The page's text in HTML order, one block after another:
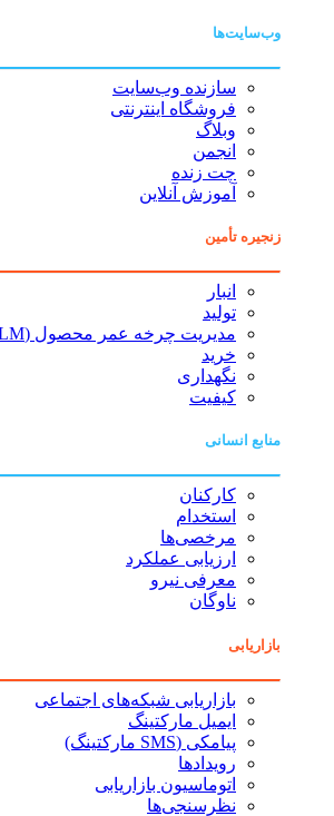
وب‌سایت‌ها
سازنده وب‌سایت
فروشگاه اینترنتی
وبلاگ
انجمن
چت زنده
آموزش آنلاین
زنجیره تأمین
انبار
تولید
مدیریت چرخه عمر محصول (PLM)
خرید
نگهداری
کیفیت
منابع انسانی
کارکنان
استخدام
مرخصی‌ها
ارزیابی عملکرد
معرفی نیرو
ناوگان
بازاریابی
بازاریابی شبکه‌های اجتماعی
ایمیل مارکتینگ
پیامکی (SMS مارکتینگ)
رویدادها
اتوماسیون بازاریابی
نظرسنجی‌ها